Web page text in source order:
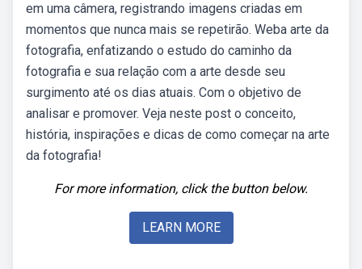
em uma câmera, registrando imagens criadas em
momentos que nunca mais se repetirão. Weba arte da
fotografia, enfatizando o estudo do caminho da
fotografia e sua relação com a arte desde seu
surgimento até os dias atuais. Com o objetivo de
analisar e promover. Veja neste post o conceito,
história, inspirações e dicas de como começar na arte
da fotografia!
For more information, click the button below.
LEARN MORE